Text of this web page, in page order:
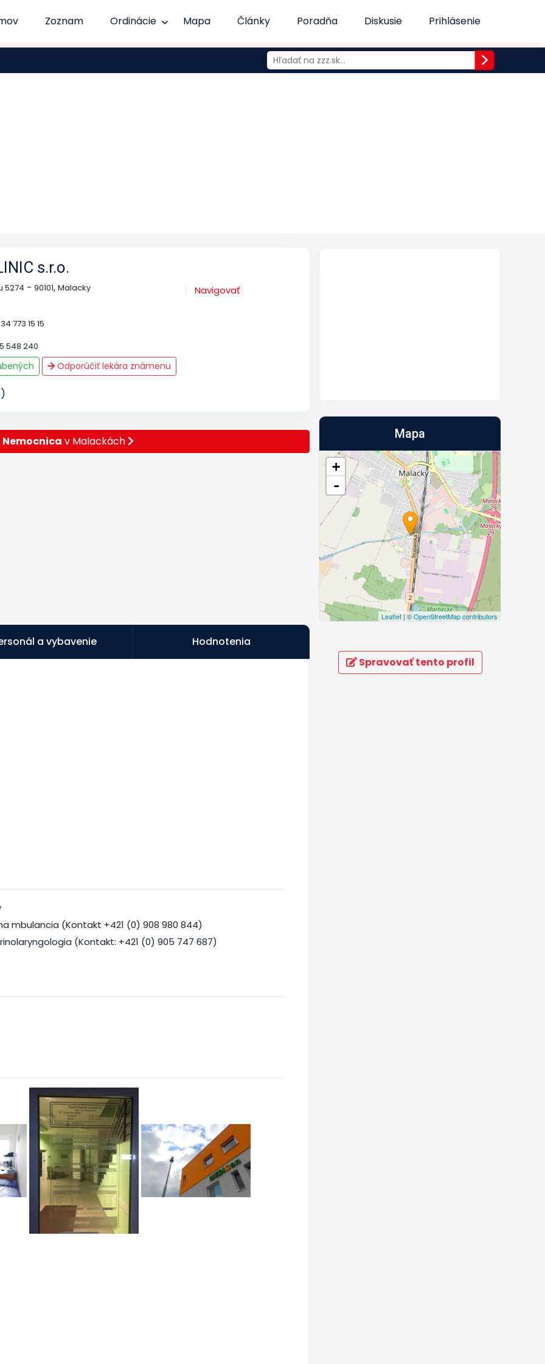
Zoznam Ordinácie Mapa Články Poradňa Diskusie Prihlásenie
s.r.o.
5274 - 90101, Malacky
773 15 15
548 240
Odporúčiť lekára známenu
Navigovať
Nemocnica v Malackách
a vybavenie Hodnotenia
mbulancia (Kontakt +421 (0) 908 980 844)
(Kontakt: +421 (0) 905 747 687)
Mapa
+
-
Leaflet|© OpenStreetMap contributors
Spravovať tento profil